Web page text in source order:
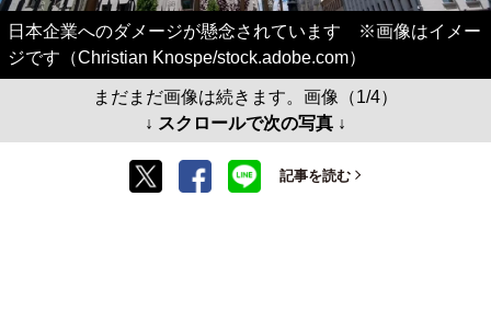
日本企業へのダメージが懸念されています ※画像はイメー
ジです（Christian Knospe/stock.adobe.com）
まだまだ画像は続きます。画像（1/4）
↓ スクロールで次の写真 ↓
記事を読む